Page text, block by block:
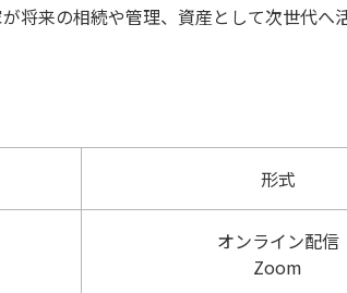
将来の相続や管理、資産として次世代へ
形式
オンライン配信
Zoom